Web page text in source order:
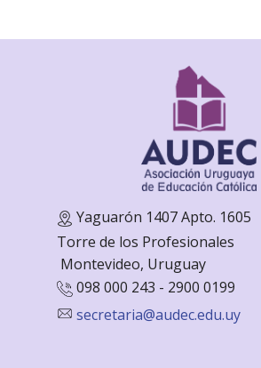
Yaguarón 1407 Apto. 1605
Torre de los Profesionales
Montevideo, Uruguay
098 000 243 - 2900 0199
secretaria@audec.edu.uy